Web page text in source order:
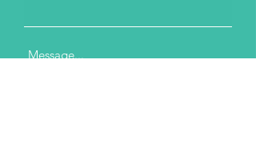
Message...